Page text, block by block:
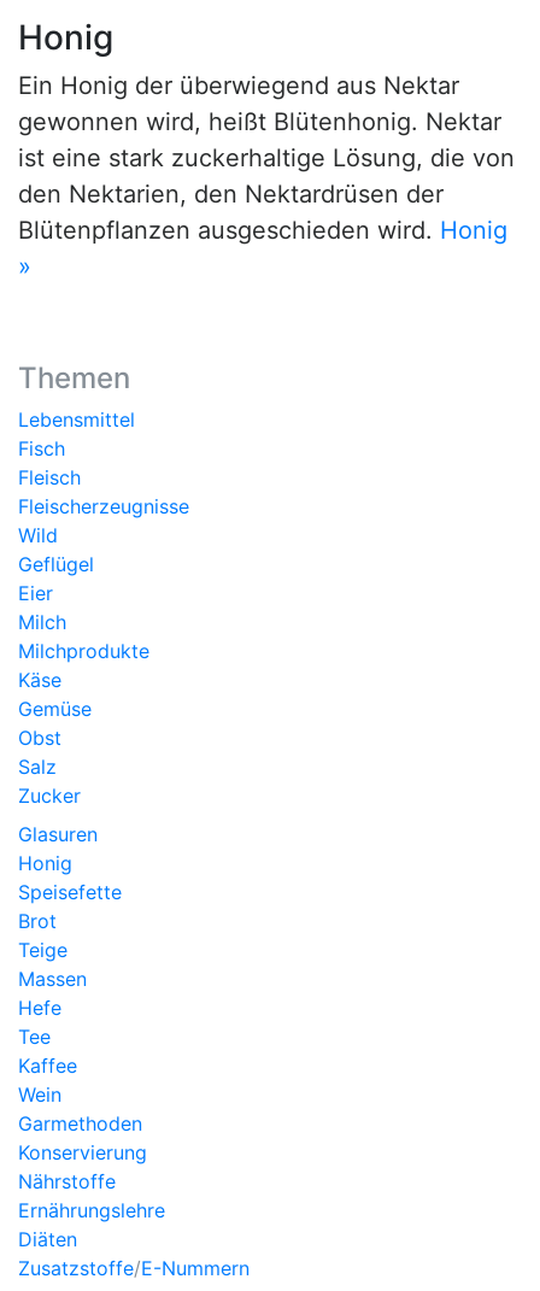
Honig
Ein Honig der überwiegend aus Nektar
gewonnen wird, heißt Blütenhonig. Nektar
ist eine stark zuckerhaltige Lösung, die von
den Nektarien, den Nektardrüsen der
Blütenpflanzen ausgeschieden wird. Honig
»
Themen
Lebensmittel
Fisch
Fleisch
Fleischerzeugnisse
Wild
Geflügel
Eier
Milch
Milchprodukte
Käse
Gemüse
Obst
Salz
Zucker
Glasuren
Honig
Speisefette
Brot
Teige
Massen
Hefe
Tee
Kaffee
Wein
Garmethoden
Konservierung
Nährstoffe
Ernährungslehre
Diäten
Zusatzstoffe/E-Nummern